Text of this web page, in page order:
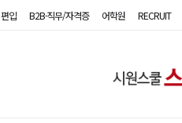
편입 B2B·직무/자격증 어학원 RECRUIT